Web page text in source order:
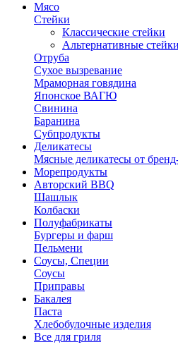
Мясо
Стейки
Классические стейки
Альтернативные стейки
Отруба
Сухое вызревание
Мраморная говядина
Японское ВАГЮ
Свинина
Баранина
Субпродукты
Деликатесы
Мясные деликатесы от
Морепродукты
Авторский BBQ
Шашлык
Колбаски
Полуфабрикаты
Бургеры и фарш
Пельмени
Соусы, Специи
Соусы
Приправы
Бакалея
Паста
Хлебобулочные изделия
Все для гриля